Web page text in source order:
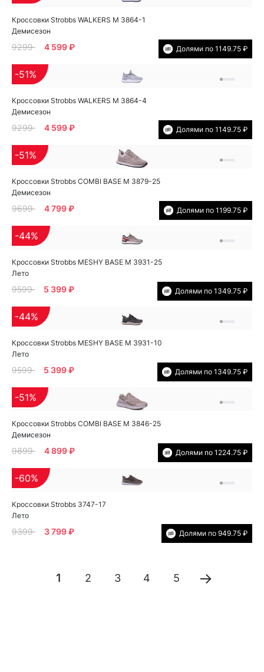
Кроссовки Strobbs WALKERS M 3864-1
Демисезон
9299 4 599 ₽ Долями по 1149.75 ₽
Кроссовки Strobbs WALKERS M 3864-4
Демисезон
-51%
9299 4 599 ₽ Долями по 1149.75 ₽
Кроссовки Strobbs COMBI BASE M 3879-25
Демисезон
-51%
9699 4 799 ₽ Долями по 1199.75 ₽
Кроссовки Strobbs MESHY BASE M 3931-25
Лето
-44%
9599 5 399 ₽ Долями по 1349.75 ₽
Кроссовки Strobbs MESHY BASE M 3931-10
Лето
-44%
9599 5 399 ₽ Долями по 1349.75 ₽
Кроссовки Strobbs COMBI BASE M 3846-25
Демисезон
-51%
9899 4 899 ₽ Долями по 1224.75 ₽
Кроссовки Strobbs 3747-17
Лето
-60%
9399 3 799 ₽ Долями по 949.75 ₽
1 2 3 4 5